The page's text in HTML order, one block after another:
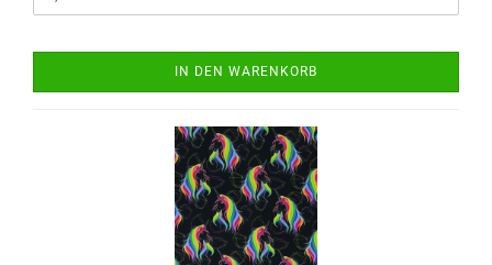
IN DEN WARENKORB